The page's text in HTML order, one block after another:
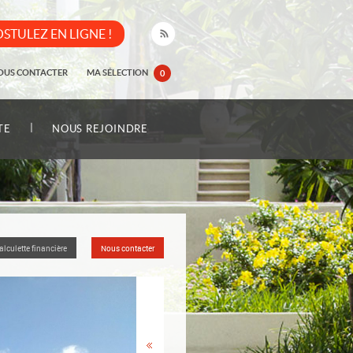
EN LIGNE !
CONTACTER MA SÉLECTION 0
NOUS REJOINDRE
financière Nous contacter